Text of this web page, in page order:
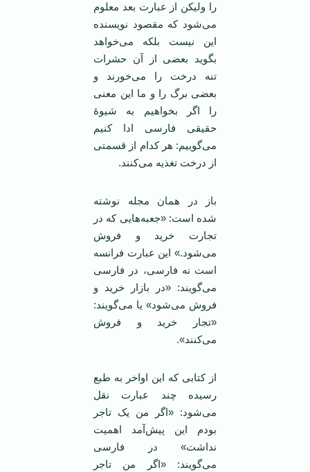
را ولیکن از عبارت بعد معلوم
می‌شود که مقصود نویسنده
این نیست بلکه می‌خواهد
بگوید بعضی از آن حشرات
تنه درخت را می‌خورند و
بعضی برگ را و ما این معنی
را اگر بخواهیم به شیوۀ
حقیقی فارسی ادا کنیم
می‌گوییم: هر کدام از قسمتی
از درخت تغذیه می‌کنند.
باز در‌‌ همان مجله نوشته
شده است: «جعبه‌هایی که در
تجارت خرید و فروش
می‌شود.» این عبارت فرانسه
است نه فارسی، در فارسی
می‌گویند: «در بازار خرید و
فروش می‌شود» یا می‌گویند:
«تجار خرید و فروش
می‌کنند».
از کتابی که این اواخر به طبع
رسیده چند عبارت نقل
می‌شود: «اگر من یک تاجر
بودم این پیش‌آمد اهمیت
نداشت» در فارسی
می‌گویند: «اگر من تاجر